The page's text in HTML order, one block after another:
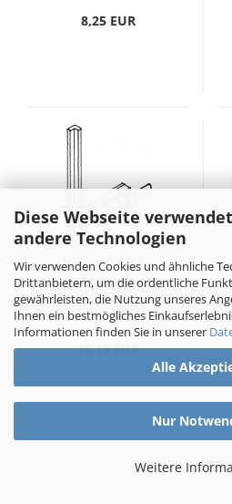
Diese Webseite
andere Technologien
Wir verwenden Cookies und ähnliche
Drittanbietern, um die ordentliche
gewährleisten, die Nutzung unseres
Ihnen ein bestmögliches
Informationen finden Sie in unserer
Alle
Nur
Weitere
8,25 EUR
Weinert 3268 -
Einfacher Stützträger
für Seitenlaufweg an
Brücken (H0)
16,15 EUR